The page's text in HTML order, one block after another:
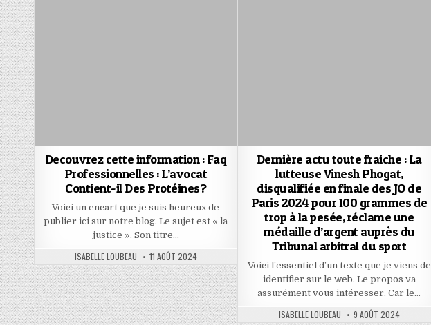
Decouvrez cette information : Faq
Professionnelles : L’avocat
Contient-il Des Protéines?
Voici un encart que je suis heureux de
publier ici sur notre blog. Le sujet est « la
justice ». Son titre…
AUTHOR:
ISABELLE LOUBEAU PUBLISHED
DATE:
11 AOÛT 2024
Dernière actu toute fraiche : La
lutteuse Vinesh Phogat,
disqualifiée en finale des JO de
Paris 2024 pour 100 grammes de
trop à la pesée, réclame une
médaille d’argent auprès du
Tribunal arbitral du sport
Voici l’essentiel d’un texte que je viens de
identifier sur le web. Le propos va
assurément vous intéresser. Car le…
AUTHOR:
ISABELLE LOUBEAU PUBLISHED
DATE:
9 AOÛT 2024